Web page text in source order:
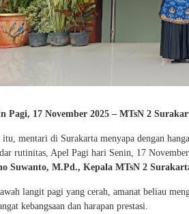
Pagi, 17 November 2025 – MTsN 2
itu, mentari di Surakarta menyapa dengan
rutinitas, Apel Pagi hari Senin, 17
Suwanto, M.Pd., Kepala MTsN 2
langit pagi yang cerah, amanat beliau
kebangsaan dan harapan prestasi.